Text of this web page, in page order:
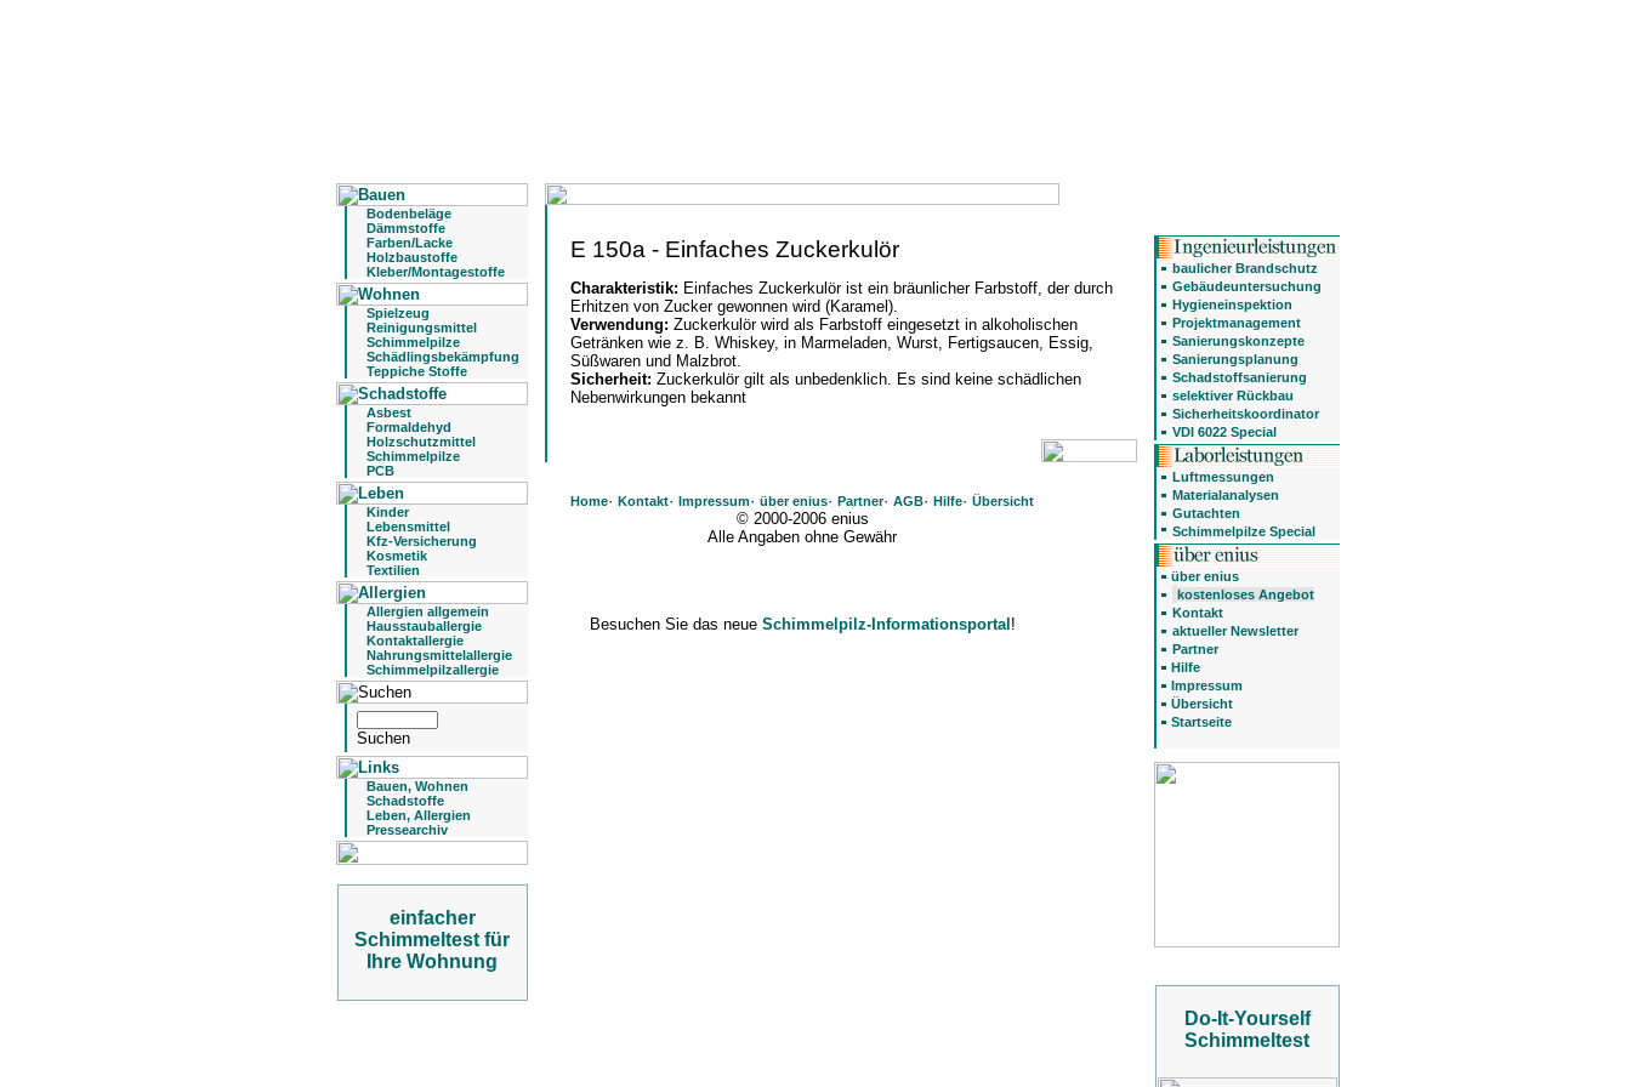
Bodenbeläge
Dämmstoffe
Farben/Lacke
Holzbaustoffe
Kleber/Montagestoffe
Spielzeug
Reinigungsmittel
Schimmelpilze
Schädlingsbekämpfung
Teppiche Stoffe
Asbest
Formaldehyd
Holzschutzmittel
Schimmelpilze
PCB
Kinder
Lebensmittel
Kfz-Versicherung
Kosmetik
Textilien
Allergien allgemein
Hausstauballergie
Kontaktallergie
Nahrungsmittelallergie
Schimmelpilzallergie
Bauen, Wohnen
Schadstoffe
Leben, Allergien
Pressearchiv
einfacher
Schimmeltest für
Ihre Wohnung
E 150a - Einfaches Zuckerkulör
Charakteristik: Einfaches Zuckerkulör ist ein bräunlicher Farbstoff, der durch
Erhitzen von Zucker gewonnen wird (Karamel).
Verwendung: Zuckerkulör wird als Farbstoff eingesetzt in alkoholischen
Getränken wie z. B. Whiskey, in Marmeladen, Wurst, Fertigsaucen, Essig,
Süßwaren und Malzbrot.
Sicherheit: Zuckerkulör gilt als unbedenklich. Es sind keine schädlichen
Nebenwirkungen bekannt
Home· Kontakt· Impressum· über enius· Partner· AGB· Hilfe· Übersicht
© 2000-2006 enius
Alle Angaben ohne Gewähr
Besuchen Sie das neue Schimmelpilz-Informationsportal!
baulicher Brandschutz
Gebäudeuntersuchung
Hygieneinspektion
Projektmanagement
Sanierungskonzepte
Sanierungsplanung
Schadstoffsanierung
selektiver Rückbau
Sicherheitskoordinator
VDI 6022 Special
Luftmessungen
Materialanalysen
Gutachten
Schimmelpilze Special
über enius
kostenloses Angebot
Kontakt
aktueller Newsletter
Partner
Hilfe
Impressum
Übersicht
Startseite
Do-It-Yourself
Schimmeltest